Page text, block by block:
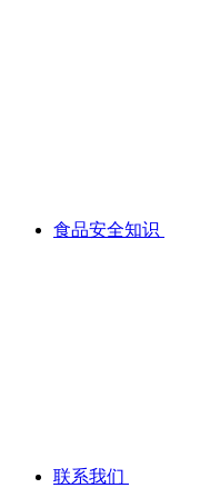
食品安全知识
联系我们